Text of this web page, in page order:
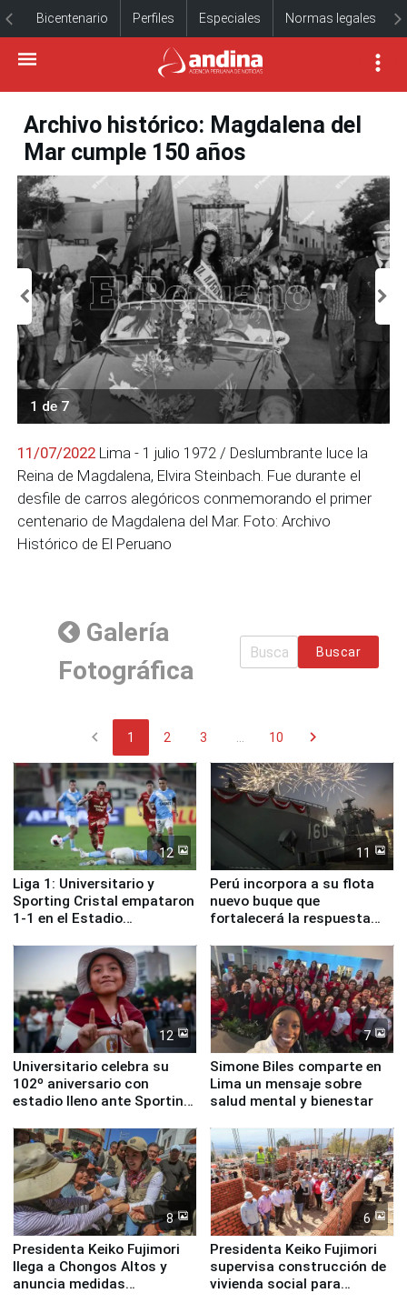
Bicentenario Perfiles Especiales Normas legales
Archivo histórico: Magdalena del
Mar cumple 150 años
1 de 7
11/07/2022 Lima - 1 julio 1972 / Deslumbrante luce la
Reina de Magdalena, Elvira Steinbach. Fue durante el
desfile de carros alegóricos conmemorando el primer
centenario de Magdalena del Mar. Foto: Archivo
Histórico de El Peruano
Galería
Fotográfica
Buscar
chevron_left 1 2 3 ... 10 chevron_right
12
Liga 1: Universitario y
Sporting Cristal empataron
1-1 en el Estadio
11
Perú incorpora a su flota
nuevo buque que
fortalecerá la respuesta
12
Universitario celebra su
102º aniversario con
estadio lleno ante Sporting
7
Simone Biles comparte en
Lima un mensaje sobre
salud mental y bienestar
8
Presidenta Keiko Fujimori
llega a Chongos Altos y
anuncia medidas
6
Presidenta Keiko Fujimori
supervisa construcción de
vivienda social para